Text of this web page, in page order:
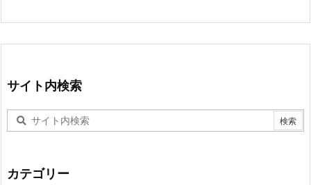
サイト内検索
カテゴリー